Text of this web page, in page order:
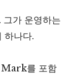
가 운영하는
나다.
Mark를 포함